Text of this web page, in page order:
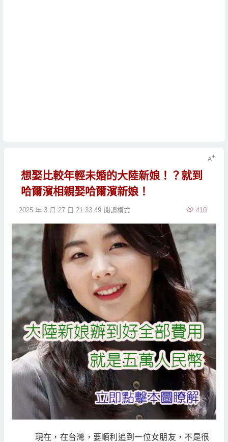
想娶比較年輕未婚的大陸新娘！？就到
哈爾濱相親娶哈爾濱新娘！
2025 年 3 月 27 日 21:33:49 410
閱讀模式
現在，在台灣，要順利追到一位女朋友，不是很